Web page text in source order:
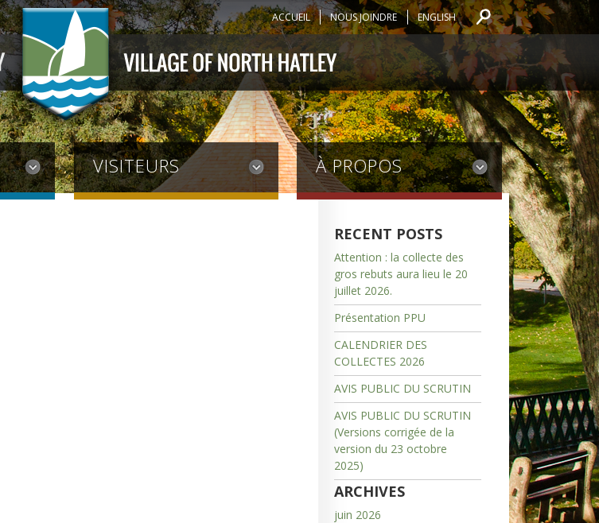
ACCUEIL NOUS JOINDRE ENGLISH
VISITEURS À PROPOS
RECENT POSTS
Attention : la collecte des
gros rebuts aura lieu le 20
juillet 2026.
Présentation PPU
CALENDRIER DES
COLLECTES 2026
AVIS PUBLIC DU SCRUTIN
AVIS PUBLIC DU SCRUTIN
(Versions corrigée de la
version du 23 octobre
2025)
ARCHIVES
juin 2026